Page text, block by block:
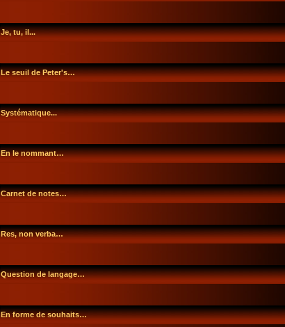
Je, tu, il...
Le seuil de Peter's…
Systématique...
En le nommant…
Carnet de notes…
Res, non verba…
Question de langage…
En forme de souhaits…